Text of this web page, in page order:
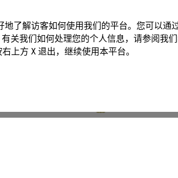
最新资讯
公告
了解访客如何使⽤我们的平台。您可以通
关我们如何处理您的个⼈信息，请参阅我们
上⽅ X 退出，继续使⽤本平台。